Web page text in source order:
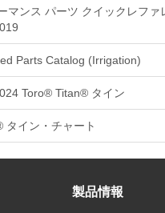
マンス パーツ クイックレファ
Parts Catalog (Irrigation)
Toro® Titan® タイン
タイン・チャート
製品情報